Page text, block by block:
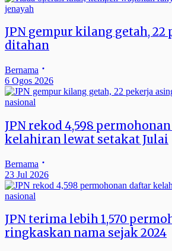
jenayah
JPN gempur kilang getah, 22
ditahan
Bernama
6 Ogos 2026
nasional
JPN rekod 4,598
kelahiran lewat setakat Julai
Bernama
23 Jul 2026
nasional
JPN terima lebih 1,570
ringkaskan nama sejak 2024